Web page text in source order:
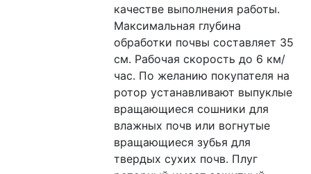
качестве выполнения работы.
Максимальная глубина
обработки почвы составляет 35
см. Рабочая скорость до 6 км/
час. По желанию покупателя на
ротор устанавливают выпуклые
вращающиеся сошники для
влажных почв или вогнутые
вращающиеся зубья для
твердых сухих почв. Плуг